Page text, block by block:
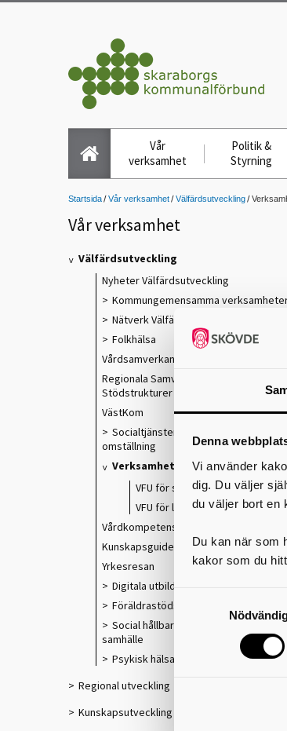
Denna
Vi använder
dig. Du väljer
du väljer bort en
Du kan när som
kakor som du
Vår
verksamhet
Politik &
Styrning
Startsida Vår verksamhet Välfärdsutveckling
Vår verksamhet
Välfärdsutveckling
Nyheter Välfärdsutveckling
Kommungemensamma
Nätverk Välfärdsutveckling
Folkhälsa
Vårdsamverkan
Regionala Samverkans- och
Stödstrukturer
VästKom
Socialtjänstens och välfärdens
omställning
Verksamhetsförlagd utbildning
VFU för socionomstudenter
VFU för legitimationsyrken
Vårdkompetensråd
Kunskapsguiden
Yrkesresan
Digitala utbildningar
Föräldrastödsprogram
Social hållbarhet i ett växande
samhälle
Psykisk hälsa och suicidprevention
Regional utveckling
Kunskapsutveckling